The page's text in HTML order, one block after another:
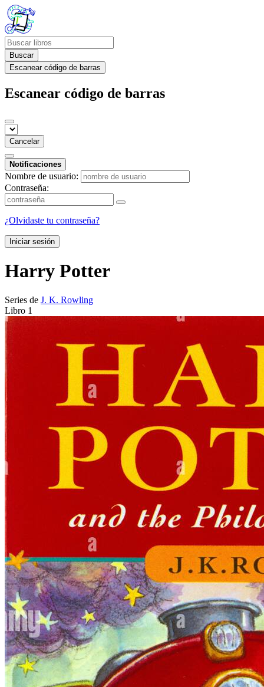
Buscar
Escanear código de barras
Escanear código de barras
Cancelar
Notificaciones
Nombre de usuario:
Contraseña:
¿Olvidaste tu contraseña?
Iniciar sesión
Harry Potter
Series de J. K. Rowling
Libro 1